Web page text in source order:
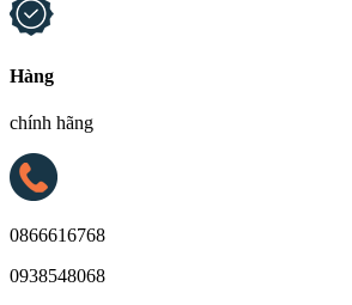
Hàng
chính hãng
0866616768
0938548068